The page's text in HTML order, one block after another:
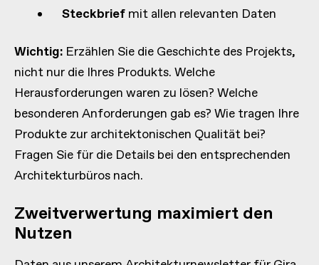
Steckbrief mit allen relevanten Daten
Wichtig: Erzählen Sie die Geschichte des Projekts,
nicht nur die Ihres Produkts. Welche
Herausforderungen waren zu lösen? Welche
besonderen Anforderungen gab es? Wie tragen Ihre
Produkte zur architektonischen Qualität bei?
Fragen Sie für die Details bei den entsprechenden
Architekturbüros nach.
Zweitverwertung maximiert den
Nutzen